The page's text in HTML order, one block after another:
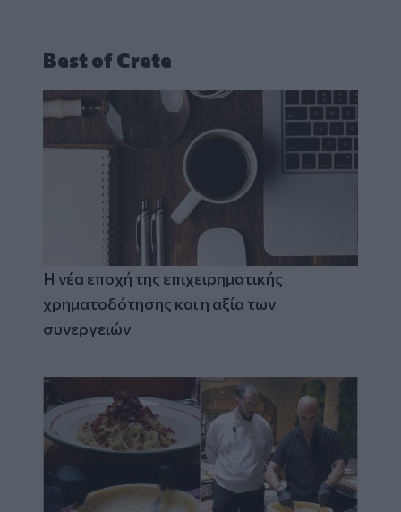
Best of Crete
Η νέα εποχή της επιχειρηματικής
χρηματοδότησης και η αξία των
συνεργειών